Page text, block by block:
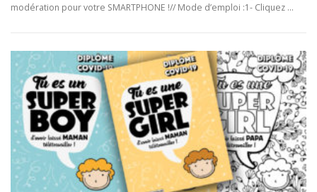
modération pour votre SMARTPHONE !// Mode d’emploi :1- Cliquez …